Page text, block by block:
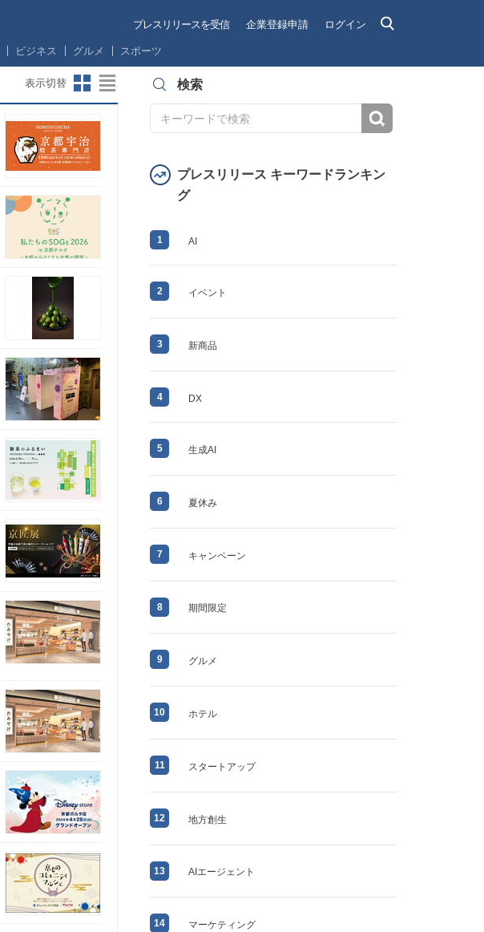
プレスリリースを受信 企業登録申請 ログイン
ビジネス グルメ スポーツ
表示切替 検索
プレスリリース キーワードランキン
グ
1 AI
2 イベント
3 新商品
4 DX
5 生成AI
6 夏休み
7 キャンペーン
8 期間限定
9 グルメ
10 ホテル
11 スタートアップ
12 地方創生
13 AIエージェント
14 マーケティング